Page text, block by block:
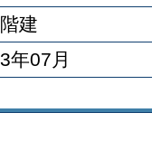
建
年07月